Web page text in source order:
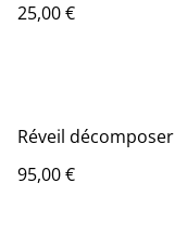
25,00 €
Réveil décomposer
95,00 €